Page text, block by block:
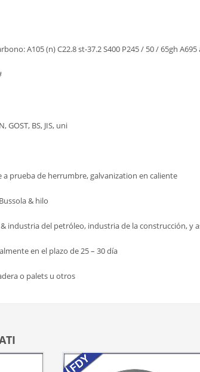
A105 (n) C22.8 st-37.2 S400 P245 / 50 / 65gh A695
GOST, BS, JIS, uni
a prueba de herrumbre, galvanization en caliente
& hilo
industria del petróleo, industria de la construcción, y
en el plazo de 25 – 30 día
o palets u otros